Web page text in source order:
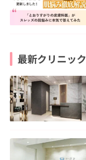
最新クリニック